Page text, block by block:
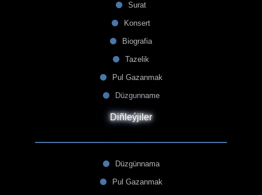
Surat
Konsert
Biografia
Tazelik
Pul Gazanmak
Düzgunname
Diñleýjiler
Düzgünnama
Pul Gazanmak